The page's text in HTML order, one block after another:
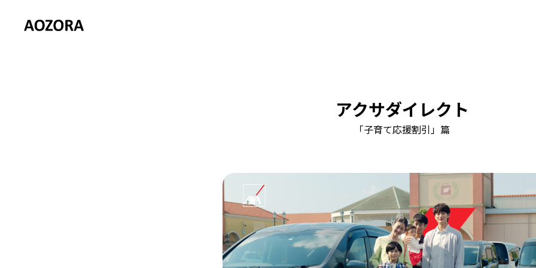
アクサダイレクト
「子育て応援割引」篇